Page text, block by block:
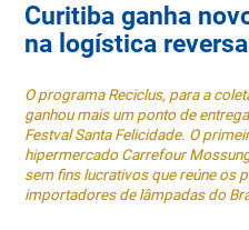
Curitiba ganha
na logística
O programa Reciclus, para a
ganhou mais um ponto de
Festval Santa Felicidade. O
hipermercado Carrefour
sem fins lucrativos que reúne os
importadores de lâmpadas do